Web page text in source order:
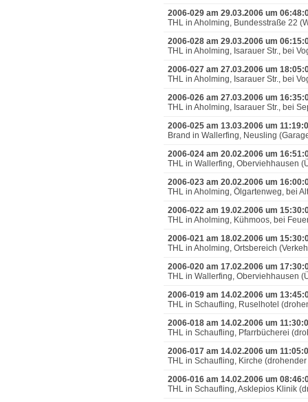
2006-029 am 29.03.2006 um
THL in Aholming, Bundesstraße 22
2006-028 am 29.03.2006 um
THL in Aholming, Isarauer Str., bei
2006-027 am 27.03.2006 um
THL in Aholming, Isarauer Str., bei
2006-026 am 27.03.2006 um
THL in Aholming, Isarauer Str., bei
2006-025 am 13.03.2006 um
Brand in Wallerfing, Neusling
2006-024 am 20.02.2006 um
THL in Wallerfing, Oberviehhausen
2006-023 am 20.02.2006 um
THL in Aholming, Ölgartenweg, bei
2006-022 am 19.02.2006 um
THL in Aholming, Kühmoos, bei
2006-021 am 18.02.2006 um
THL in Aholming, Ortsbereich
2006-020 am 17.02.2006 um
THL in Wallerfing, Oberviehhausen
2006-019 am 14.02.2006 um
THL in Schaufling, Ruselhotel
2006-018 am 14.02.2006 um
THL in Schaufling, Pfarrbücherei
2006-017 am 14.02.2006 um
THL in Schaufling, Kirche
2006-016 am 14.02.2006 um
THL in Schaufling, Asklepios Klinik